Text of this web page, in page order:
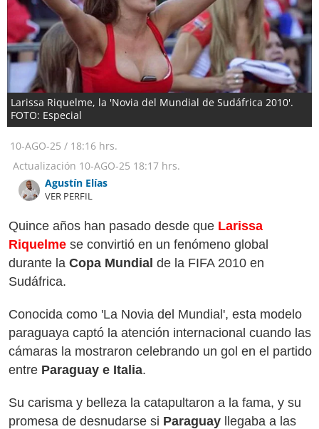
Larissa Riquelme, la 'Novia del Mundial de Sudáfrica 2010'.
FOTO: Especial
10-AGO-25 / 18:16 hrs.
Actualización 10-AGO-25 18:17 hrs.
Agustín Elías
VER PERFIL
Quince años han pasado desde que Larissa
Riquelme se convirtió en un fenómeno global
durante la Copa Mundial de la FIFA 2010 en
Sudáfrica.
Conocida como 'La Novia del Mundial', esta modelo
paraguaya captó la atención internacional cuando las
cámaras la mostraron celebrando un gol en el partido
entre Paraguay e Italia.
Su carisma y belleza la catapultaron a la fama, y su
promesa de desnudarse si Paraguay llegaba a las